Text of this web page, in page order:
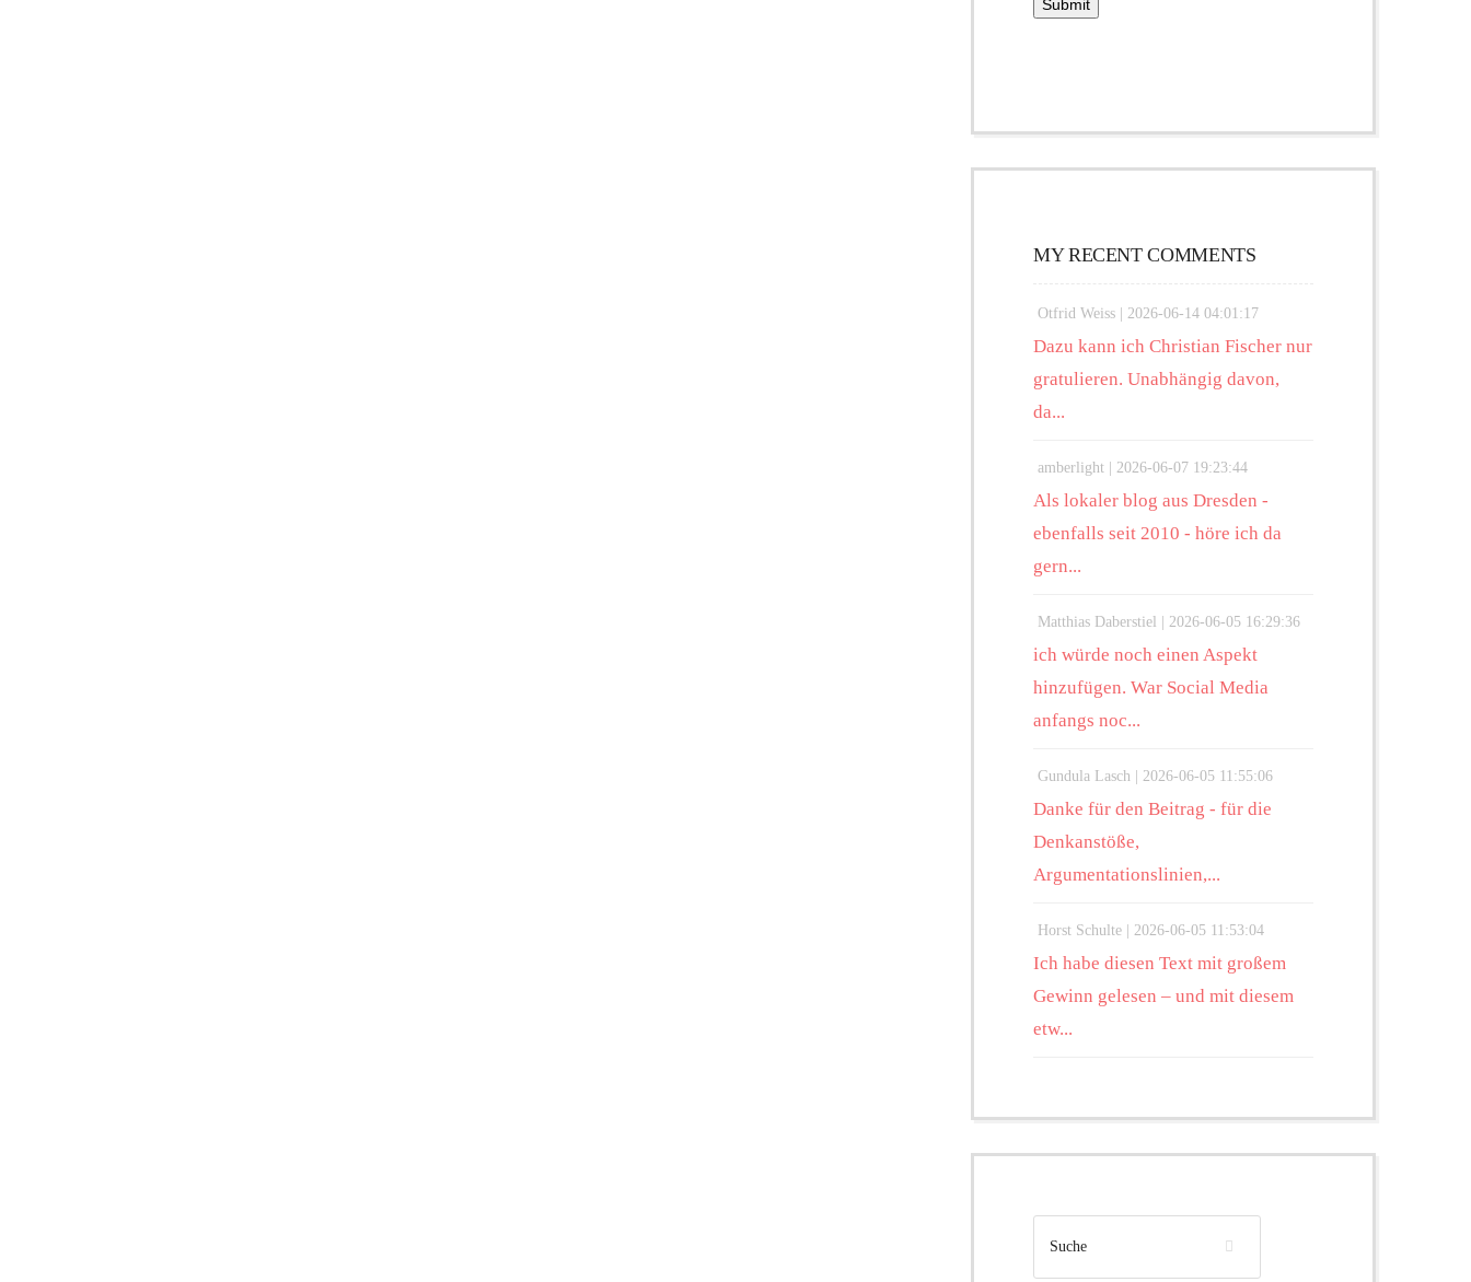
MY RECENT COMMENTS
Otfrid Weiss | 2026-06-14 04:01:17
Dazu kann ich Christian Fischer nur
gratulieren. Unabhängig davon,
da...
amberlight | 2026-06-07 19:23:44
Als lokaler blog aus Dresden -
ebenfalls seit 2010 - höre ich da
gern...
Matthias Daberstiel | 2026-06-05 16:29:36
ich würde noch einen Aspekt
hinzufügen. War Social Media
anfangs noc...
Gundula Lasch | 2026-06-05 11:55:06
Danke für den Beitrag - für die
Denkanstöße,
Argumentationslinien,...
Horst Schulte | 2026-06-05 11:53:04
Ich habe diesen Text mit großem
Gewinn gelesen – und mit diesem
etw...